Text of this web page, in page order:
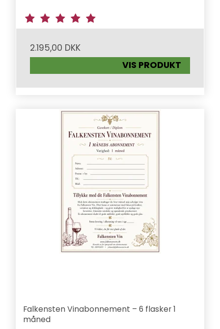
2.195,00 DKK
VIS PRODUKT
Falkensten Vinabonnement – 6 flasker 1
måned